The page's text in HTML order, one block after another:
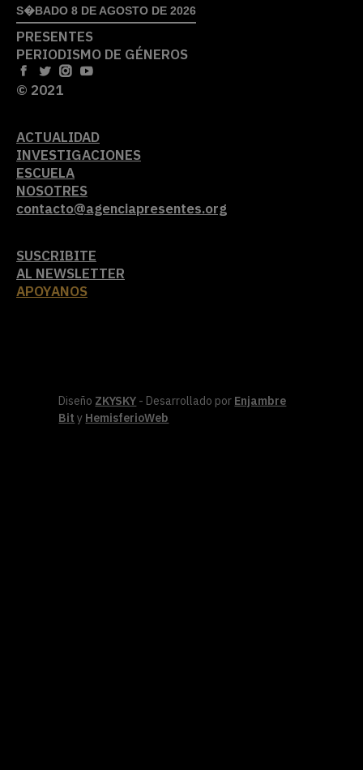
S�BADO 8 DE AGOSTO DE 2026
PRESENTES
PERIODISMO DE GÉNEROS
© 2021
ACTUALIDAD
INVESTIGACIONES
ESCUELA
NOSOTRES
contacto@agenciapresentes.org
SUSCRIBITE
AL NEWSLETTER
APOYANOS
Diseño ZKYSKY - Desarrollado por Enjambre
Bit y HemisferioWeb